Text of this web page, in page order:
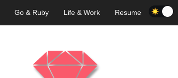
Go & Ruby Life & Work Resume